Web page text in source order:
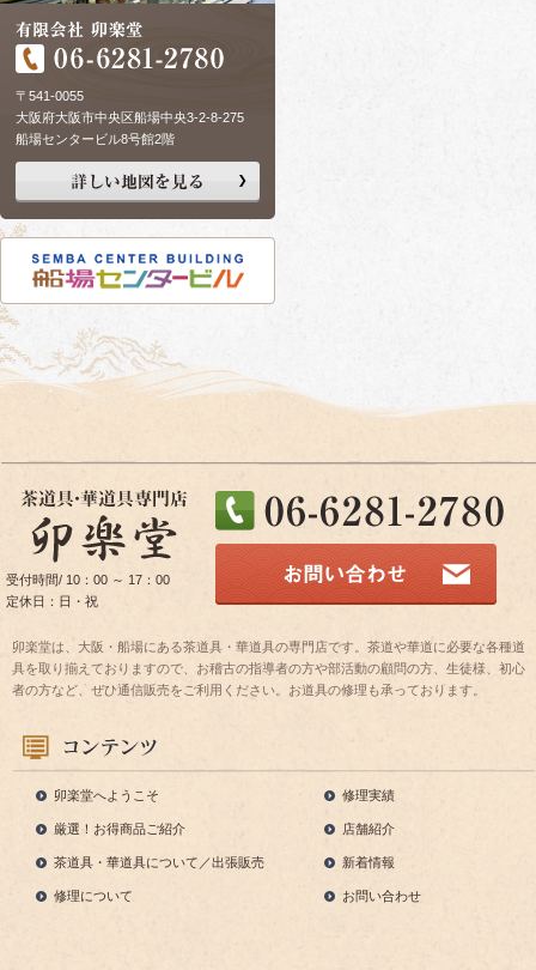
〒541-0055
大阪府大阪市中央区船場中央3-2-8-275
船場センタービル8号館2階
受付時間/ 10：00 ～ 17：00
定休日：日・祝
卯楽堂は、大阪・船場にある茶道具・華道具の専門店です。茶道や華道に必要な各種道
具を取り揃えておりますので、お稽古の指導者の方や部活動の顧問の方、生徒様、初心
者の方など、ぜひ通信販売をご利用ください。お道具の修理も承っております。
卯楽堂へようこそ
厳選！お得商品ご紹介
茶道具・華道具について／出張販売
修理について
修理実績
店舗紹介
新着情報
お問い合わせ